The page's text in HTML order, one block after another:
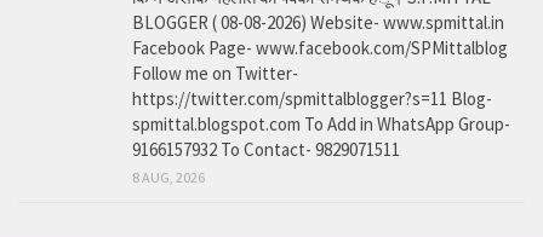
BLOGGER ( 08-08-2026) Website- www.spmittal.in
Facebook Page- www.facebook.com/SPMittalblog
Follow me on Twitter-
https://twitter.com/spmittalblogger?s=11 Blog-
spmittal.blogspot.com To Add in WhatsApp Group-
9166157932 To Contact- 9829071511
8 AUG, 2026